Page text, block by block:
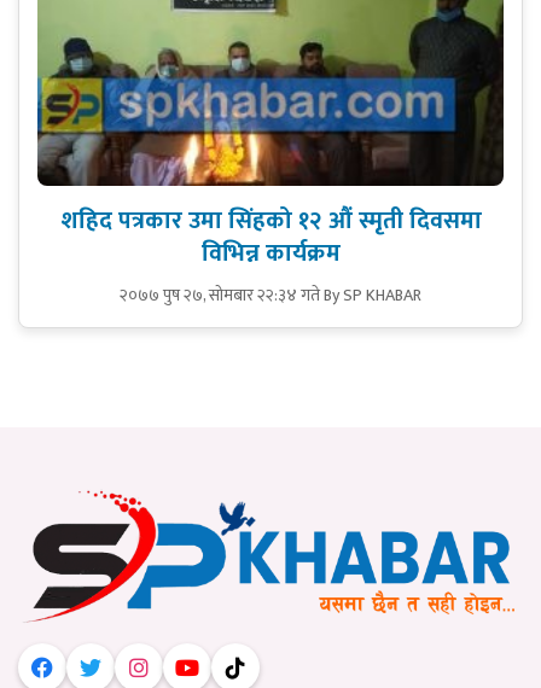
शहिद पत्रकार उमा सिंहको १२ औं स्मृती दिवसमा
विभिन्न कार्यक्रम
२०७७ पुष २७, सोमबार २२:३४ गतेBy SP KHABAR